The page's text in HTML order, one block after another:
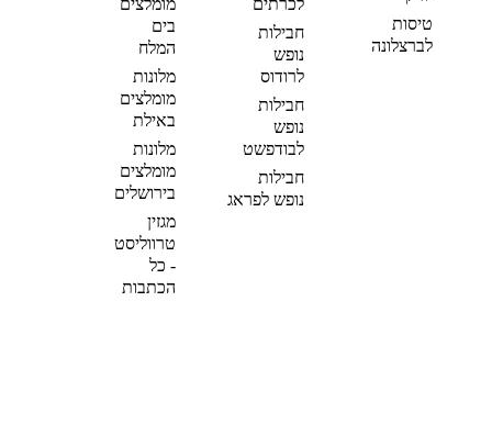
טיסות
לברצלונה
לכרתים
חבילות
נופש
לרודוס
חבילות
נופש
לבודפשט
חבילות
נופש לפראג
מומלצים
בים
המלח
מלונות
מומלצים
באילת
מלונות
מומלצים
בירושלים
מגזין
טרווליסט
- כל
הכתבות